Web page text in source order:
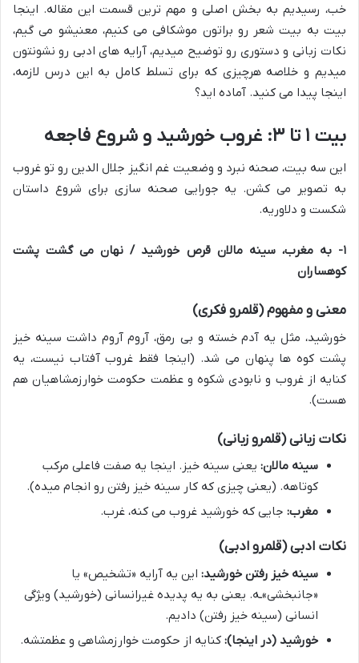
خب، رسیدیم به بخش اصلی و مهم ترین قسمت این مقاله. اینجا
بیت به بیت شعر رو براتون موشکافی می کنیم، معنیشو می گیم،
نکات زبانی و دستوری رو توضیح میدیم، آرایه های ادبی رو نشونتون
میدیم و خلاصه هرچیزی که برای تسلط کامل به این درس لازمه،
اینجا پیدا می کنید. آماده اید؟
بیت ۱ تا ۳: غروب خورشید و شروع فاجعه
این سه بیت، صحنه نبرد و وضعیت غم انگیز جلال الدین رو تو غروب
به تصویر می کشن. یه جورایی صحنه سازی برای شروع داستان
شکست و دلاوریه.
۱- به مغرب، سینه مالان قرص خورشید / نهان می گشت پشت
کوهساران
معنی و مفهوم (قلمرو فکری)
خورشید، مثل یه آدم خسته و بی رمق، آروم آروم داشت سینه خیز
پشت کوه ها پنهان می شد. (اینجا فقط غروب آفتاب نیست، یه
کنایه از غروب و نابودی شکوه و عظمت حکومت خوارزمشاهیان هم
هست).
نکات زبانی (قلمرو زبانی)
سینه مالان: یعنی سینه خیز. اینجا یه صفت فاعلی مرکب
کوتاهه. (یعنی چیزی که کار سینه خیز رفتن رو انجام میده).
مغرب: جایی که خورشید غروب می کنه، غرب.
نکات ادبی (قلمرو ادبی)
سینه خیز رفتن خورشید: این یه آرایه «تشخیص» یا
«جانبخشی»ـه. یعنی به یه پدیده غیرانسانی (خورشید) ویژگی
انسانی (سینه خیز رفتن) دادیم.
خورشید (در اینجا): کنایه از حکومت خوارزمشاهی و عظمتشه.